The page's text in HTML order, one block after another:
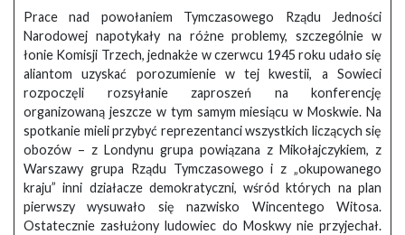
Prace nad powołaniem Tymczasowego Rządu Jedności
Narodowej napotykały na różne problemy, szczególnie w
łonie Komisji Trzech, jednakże w czerwcu 1945 roku udało się
aliantom uzyskać porozumienie w tej kwestii, a Sowieci
rozpoczęli rozsyłanie zaproszeń na konferencję
organizowaną jeszcze w tym samym miesiącu w Moskwie. Na
spotkanie mieli przybyć reprezentanci wszystkich liczących się
obozów – z Londynu grupa powiązana z Mikołajczykiem, z
Warszawy grupa Rządu Tymczasowego i z „okupowanego
kraju” inni działacze demokratyczni, wśród których na plan
pierwszy wysuwało się nazwisko Wincentego Witosa.
Ostatecznie zasłużony ludowiec do Moskwy nie przyjechał.